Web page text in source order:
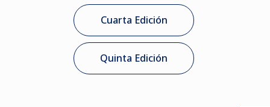
Cuarta Edición
Quinta Edición